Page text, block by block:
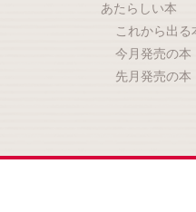
あたらしい本
これから出る
今月発売の本
先月発売の本